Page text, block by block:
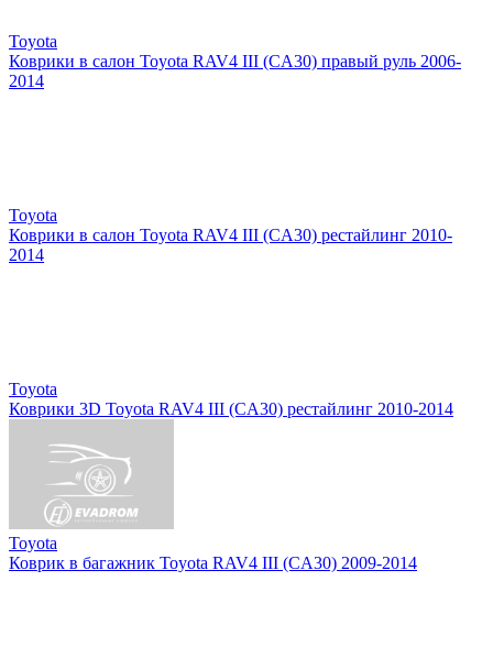
Toyota
Коврики в салон Toyota RAV4 III (CA30) правый руль 2006-
2014
Toyota
Коврики в салон Toyota RAV4 III (CA30) рестайлинг 2010-
2014
Toyota
Коврики 3D Toyota RAV4 III (CA30) рестайлинг 2010-2014
Toyota
Коврик в багажник Toyota RAV4 III (CA30) 2009-2014